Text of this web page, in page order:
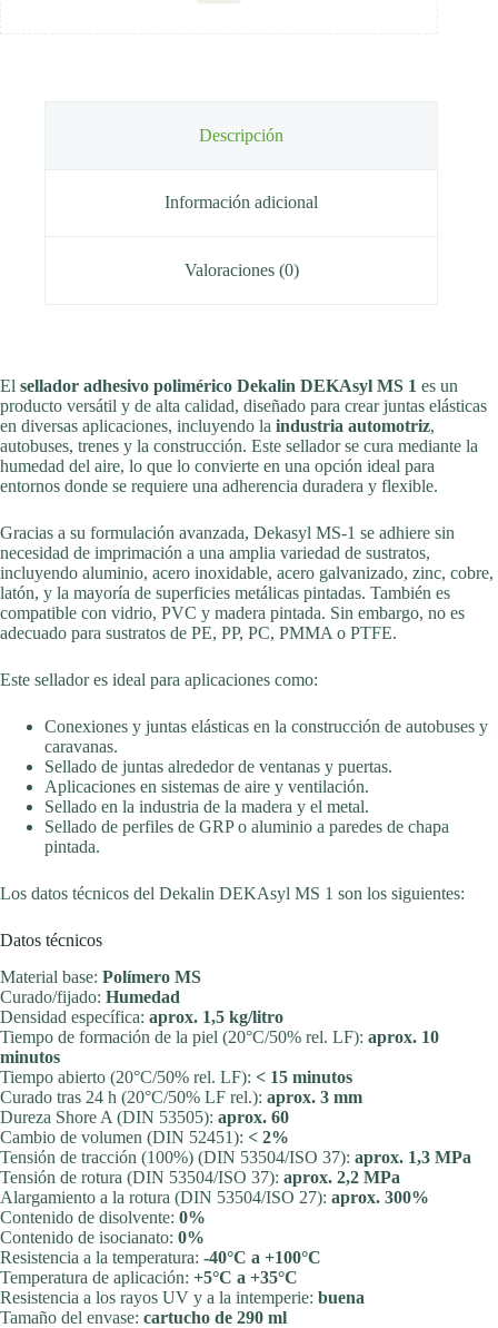
Descripción
Información adicional
Valoraciones (0)
El sellador adhesivo polimérico Dekalin DEKAsyl MS 1 es un
producto versátil y de alta calidad, diseñado para crear juntas elásticas
en diversas aplicaciones, incluyendo la industria automotriz,
autobuses, trenes y la construcción. Este sellador se cura mediante la
humedad del aire, lo que lo convierte en una opción ideal para
entornos donde se requiere una adherencia duradera y flexible.
Gracias a su formulación avanzada, Dekasyl MS-1 se adhiere sin
necesidad de imprimación a una amplia variedad de sustratos,
incluyendo aluminio, acero inoxidable, acero galvanizado, zinc, cobre,
latón, y la mayoría de superficies metálicas pintadas. También es
compatible con vidrio, PVC y madera pintada. Sin embargo, no es
adecuado para sustratos de PE, PP, PC, PMMA o PTFE.
Este sellador es ideal para aplicaciones como:
Conexiones y juntas elásticas en la construcción de autobuses y
caravanas.
Sellado de juntas alrededor de ventanas y puertas.
Aplicaciones en sistemas de aire y ventilación.
Sellado en la industria de la madera y el metal.
Sellado de perfiles de GRP o aluminio a paredes de chapa
pintada.
Los datos técnicos del Dekalin DEKAsyl MS 1 son los siguientes:
Datos técnicos
Material base: Polímero MS
Curado/fijado: Humedad
Densidad específica: aprox. 1,5 kg/litro
Tiempo de formación de la piel (20°C/50% rel. LF): aprox. 10
minutos
Tiempo abierto (20°C/50% rel. LF): < 15 minutos
Curado tras 24 h (20°C/50% LF rel.): aprox. 3 mm
Dureza Shore A (DIN 53505): aprox. 60
Cambio de volumen (DIN 52451): < 2%
Tensión de tracción (100%) (DIN 53504/ISO 37): aprox. 1,3 MPa
Tensión de rotura (DIN 53504/ISO 37): aprox. 2,2 MPa
Alargamiento a la rotura (DIN 53504/ISO 27): aprox. 300%
Contenido de disolvente: 0%
Contenido de isocianato: 0%
Resistencia a la temperatura: -40°C a +100°C
Temperatura de aplicación: +5°C a +35°C
Resistencia a los rayos UV y a la intemperie: buena
Tamaño del envase: cartucho de 290 ml